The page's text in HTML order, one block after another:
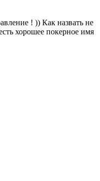
! )) Как назвать не
хорошее покерное имя